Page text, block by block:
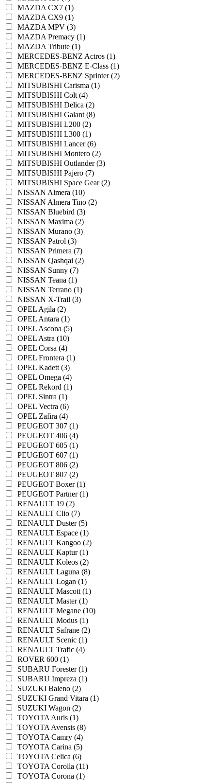
MAZDA CX7 (1)
MAZDA CX9 (1)
MAZDA MPV (3)
MAZDA Premacy (1)
MAZDA Tribute (1)
MERCEDES-BENZ Actros (1)
MERCEDES-BENZ E-Class (1)
MERCEDES-BENZ Sprinter (2)
MITSUBISHI Carisma (1)
MITSUBISHI Colt (4)
MITSUBISHI Delica (2)
MITSUBISHI Galant (8)
MITSUBISHI L200 (2)
MITSUBISHI L300 (1)
MITSUBISHI Lancer (6)
MITSUBISHI Montero (2)
MITSUBISHI Outlander (3)
MITSUBISHI Pajero (7)
MITSUBISHI Space Gear (2)
NISSAN Almera (10)
NISSAN Almera Tino (2)
NISSAN Bluebird (3)
NISSAN Maxima (2)
NISSAN Murano (3)
NISSAN Patrol (3)
NISSAN Primera (7)
NISSAN Qashqai (2)
NISSAN Sunny (7)
NISSAN Teana (1)
NISSAN Terrano (1)
NISSAN X-Trail (3)
OPEL Agila (2)
OPEL Antara (1)
OPEL Ascona (5)
OPEL Astra (10)
OPEL Corsa (4)
OPEL Frontera (1)
OPEL Kadett (3)
OPEL Omega (4)
OPEL Rekord (1)
OPEL Sintra (1)
OPEL Vectra (6)
OPEL Zafira (4)
PEUGEOT 307 (1)
PEUGEOT 406 (4)
PEUGEOT 605 (1)
PEUGEOT 607 (1)
PEUGEOT 806 (2)
PEUGEOT 807 (2)
PEUGEOT Boxer (1)
PEUGEOT Partner (1)
RENAULT 19 (2)
RENAULT Clio (7)
RENAULT Duster (5)
RENAULT Espace (1)
RENAULT Kangoo (2)
RENAULT Kaptur (1)
RENAULT Koleos (2)
RENAULT Laguna (8)
RENAULT Logan (1)
RENAULT Mascott (1)
RENAULT Master (1)
RENAULT Megane (10)
RENAULT Modus (1)
RENAULT Safrane (2)
RENAULT Scenic (1)
RENAULT Trafic (4)
ROVER 600 (1)
SUBARU Forester (1)
SUBARU Impreza (1)
SUZUKI Baleno (2)
SUZUKI Grand Vitara (1)
SUZUKI Wagon (2)
TOYOTA Auris (1)
TOYOTA Avensis (8)
TOYOTA Camry (4)
TOYOTA Carina (5)
TOYOTA Celica (6)
TOYOTA Corolla (11)
TOYOTA Corona (1)